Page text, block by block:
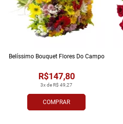
COMPRAR
3x de R$ 49,27
R$147,80
Belíssimo Bouquet Flores Do Campo